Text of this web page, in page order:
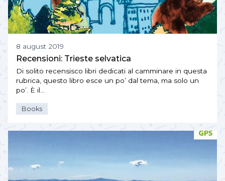
8 august 2019
Recensioni: Trieste selvatica
Di solito recensisco libri dedicati al camminare in questa
rubrica, questo libro esce un po’ dal tema, ma solo un
po’. È il…
Books